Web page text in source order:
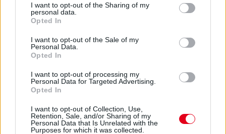
not limited to your visit or usage behaviour. You may click to
grant or deny consent to Google and its third-party tags to
use your data for below specified purposes in below Google
consent section.
I want to opt-out of the Sharing of my
personal data.
Opted In
I want to opt-out of the Sale of my
Personal Data.
Opted In
I want to opt-out of processing my
Personal Data for Targeted Advertising.
Opted In
I want to opt-out of Collection, Use,
Retention, Sale, and/or Sharing of my
Personal Data that Is Unrelated with the
Purposes for which it was collected.
Marko szerint a szurkolók nem tudják, mi
történik valójában
A Red Bull korábbi tanácsadója, Helmut Marko szerint ugyan
látványosabbá váltak a Formula–1-es futamok a 2026-os
szabályok bevezetése óta, de sok előzés nem feltétlenül a
versenyzők képességeit tükrözi. Az osztrák szakember úgy véli,
a szurkolók többsége nem is tudja, hogy számos manőver
hátterében technikai okok állnak.
A Blick veterán újságírója, Roger Benoit arról írt, hogy barátai,
Bernie Ecclestone, Peter Sauber és Marko továbbra is szinte
minden szabadedzést, időmérőt és futamot figyelemmel követ.